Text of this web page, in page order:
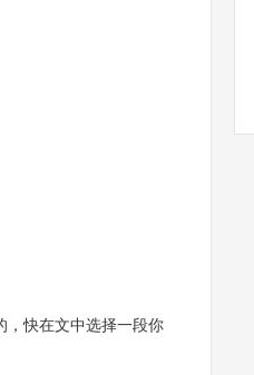
，快在文中选择一段你